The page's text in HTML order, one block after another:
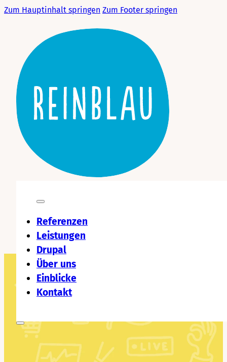
Zum Hauptinhalt springen Zum Footer springen
Referenzen
Leistungen
Drupal
Über uns
Einblicke
Kontakt